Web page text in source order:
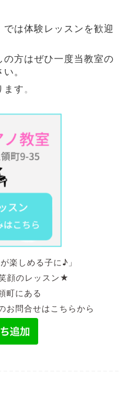
は体験レッスンを歓迎
方はぜひ一度当教室の
。
ます 。
める子に♪」
レッスン★
ある
合せはこちらから